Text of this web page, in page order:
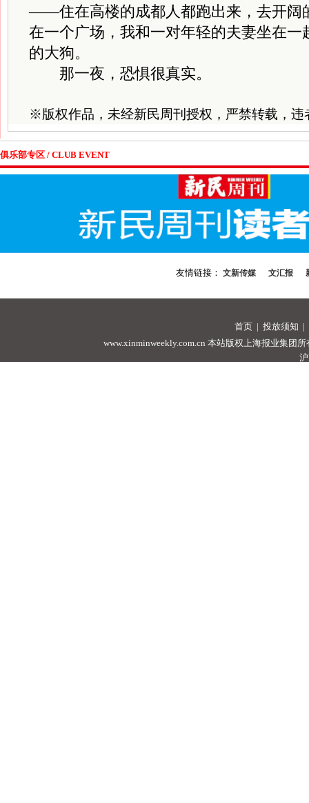
——住在高楼的成都人都跑出来，去开阔
在一个广场，我和一对年轻的夫妻坐在一
的大狗。
那一夜，恐惧很真实。
※版权作品，未经新民周刊授权，严禁转载，
俱乐部专区 / CLUB EVENT
友情链接： 文新传媒 文汇报
首页 | 投放须知 |
www.xinminweekly.com.cn 本站版权上海报业集团所